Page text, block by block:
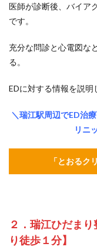
医師が診断後、バイア
です。
充分な問診と心電図な
る。
EDに対する情報を説明
＼瑞江駅周辺でED治
リニ
「とおるク
２．瑞江ひだま
り徒歩１分】